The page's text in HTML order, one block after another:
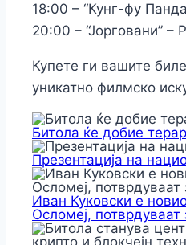
18:00 – “Кунг-фу
20:00 – “Јорговани”
Купете ги вашите
уникатно филмско
Битола ќе добие
Презентација на
Иван Куковски е
Осломеј,